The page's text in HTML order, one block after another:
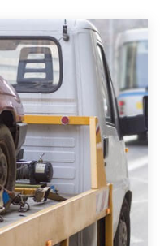
uw sloopauto te
de Sloopauto
Wij kunnen uw
. Neem telefonisch
Wilt u
offerte
Vul uw
van auto's van
Audi, BMW,